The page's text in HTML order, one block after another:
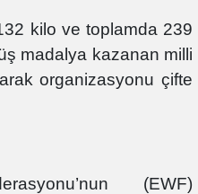
kilo ve toplamda 239
madalya kazanan milli
organizasyonu çifte
(EWF)